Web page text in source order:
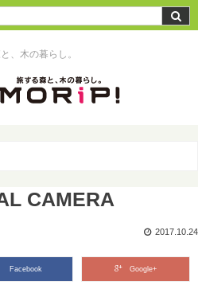
、木の暮らし。
CAMERA
2017.10.24
Facebook Google+